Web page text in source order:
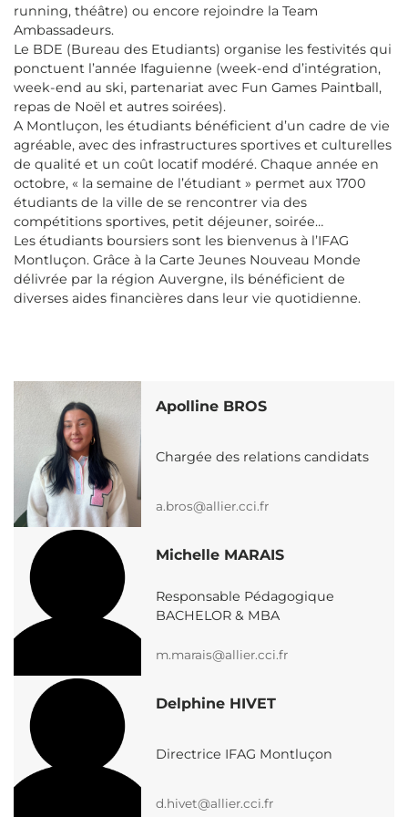
running, théâtre) ou encore rejoindre la Team
Ambassadeurs.
Le BDE (Bureau des Etudiants) organise les festivités qui
ponctuent l’année Ifaguienne (week-end d’intégration,
week-end au ski, partenariat avec Fun Games Paintball,
repas de Noël et autres soirées).
A Montluçon, les étudiants bénéficient d’un cadre de vie
agréable, avec des infrastructures sportives et culturelles
de qualité et un coût locatif modéré. Chaque année en
octobre, « la semaine de l’étudiant » permet aux 1700
étudiants de la ville de se rencontrer via des
compétitions sportives, petit déjeuner, soirée…
Les étudiants boursiers sont les bienvenus à l’IFAG
Montluçon. Grâce à la Carte Jeunes Nouveau Monde
délivrée par la région Auvergne, ils bénéficient de
diverses aides financières dans leur vie quotidienne.
Apolline BROS
Chargée des relations candidats
a.bros@allier.cci.fr
Michelle MARAIS
Responsable Pédagogique
BACHELOR & MBA
m.marais@allier.cci.fr
Delphine HIVET
Directrice IFAG Montluçon
d.hivet@allier.cci.fr